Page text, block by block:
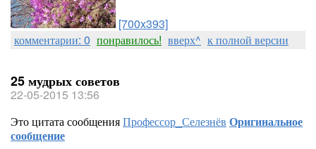
[700x393]
комментарии: 0 понравилось! вверх^ к полной версии
25 мудрых советов
22-05-2015 13:56
Это цитата сообщенияПрофессор_Селезнёв Оригинальное
сообщение